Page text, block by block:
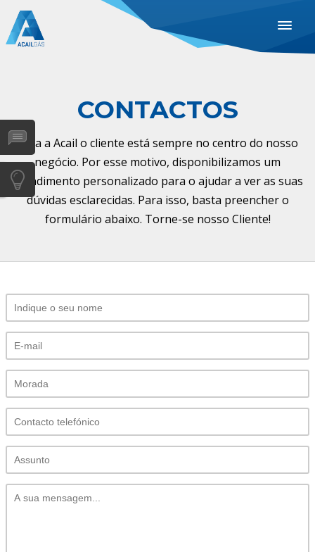
ESPAÑOL
SAÚDE
GASES
SERVIÇOS
EMPRESA
CONTACTOS
ACAIL GÁS MEDICARE
CONTACTOS
Para a Acail o cliente está sempre no centro do nosso
negócio. Por esse motivo, disponibilizamos um
atendimento personalizado para o ajudar a ver as suas
dúvidas esclarecidas. Para isso, basta preencher o
formulário abaixo. Torne-se nosso Cliente!